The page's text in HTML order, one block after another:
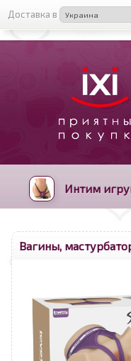
Доставка в
Интим
Вагины,